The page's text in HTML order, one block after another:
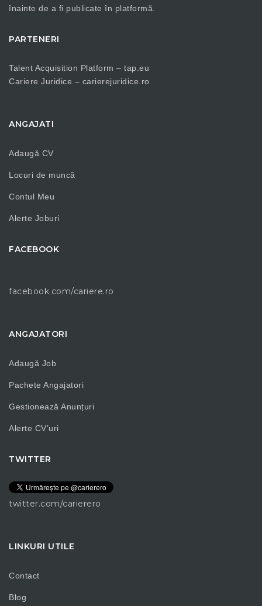
înainte de a fi publicate în platformă.
PARTENERI
Talent Acquisition Platform – tap.eu
Cariere Juridice – carierejuridice.ro
ANGAJATI
Adaugă CV
Locuri de muncă
Contul Meu
Alerte Joburi
FACEBOOK
facebook.com/cariere.ro
ANGAJATORI
Adaugă Job
Pachete Angajatori
Gestionează Anunțuri
Alerte CV’uri
TWITTER
twitter.com/carierero
LINKURI UTILE
Contact
Blog